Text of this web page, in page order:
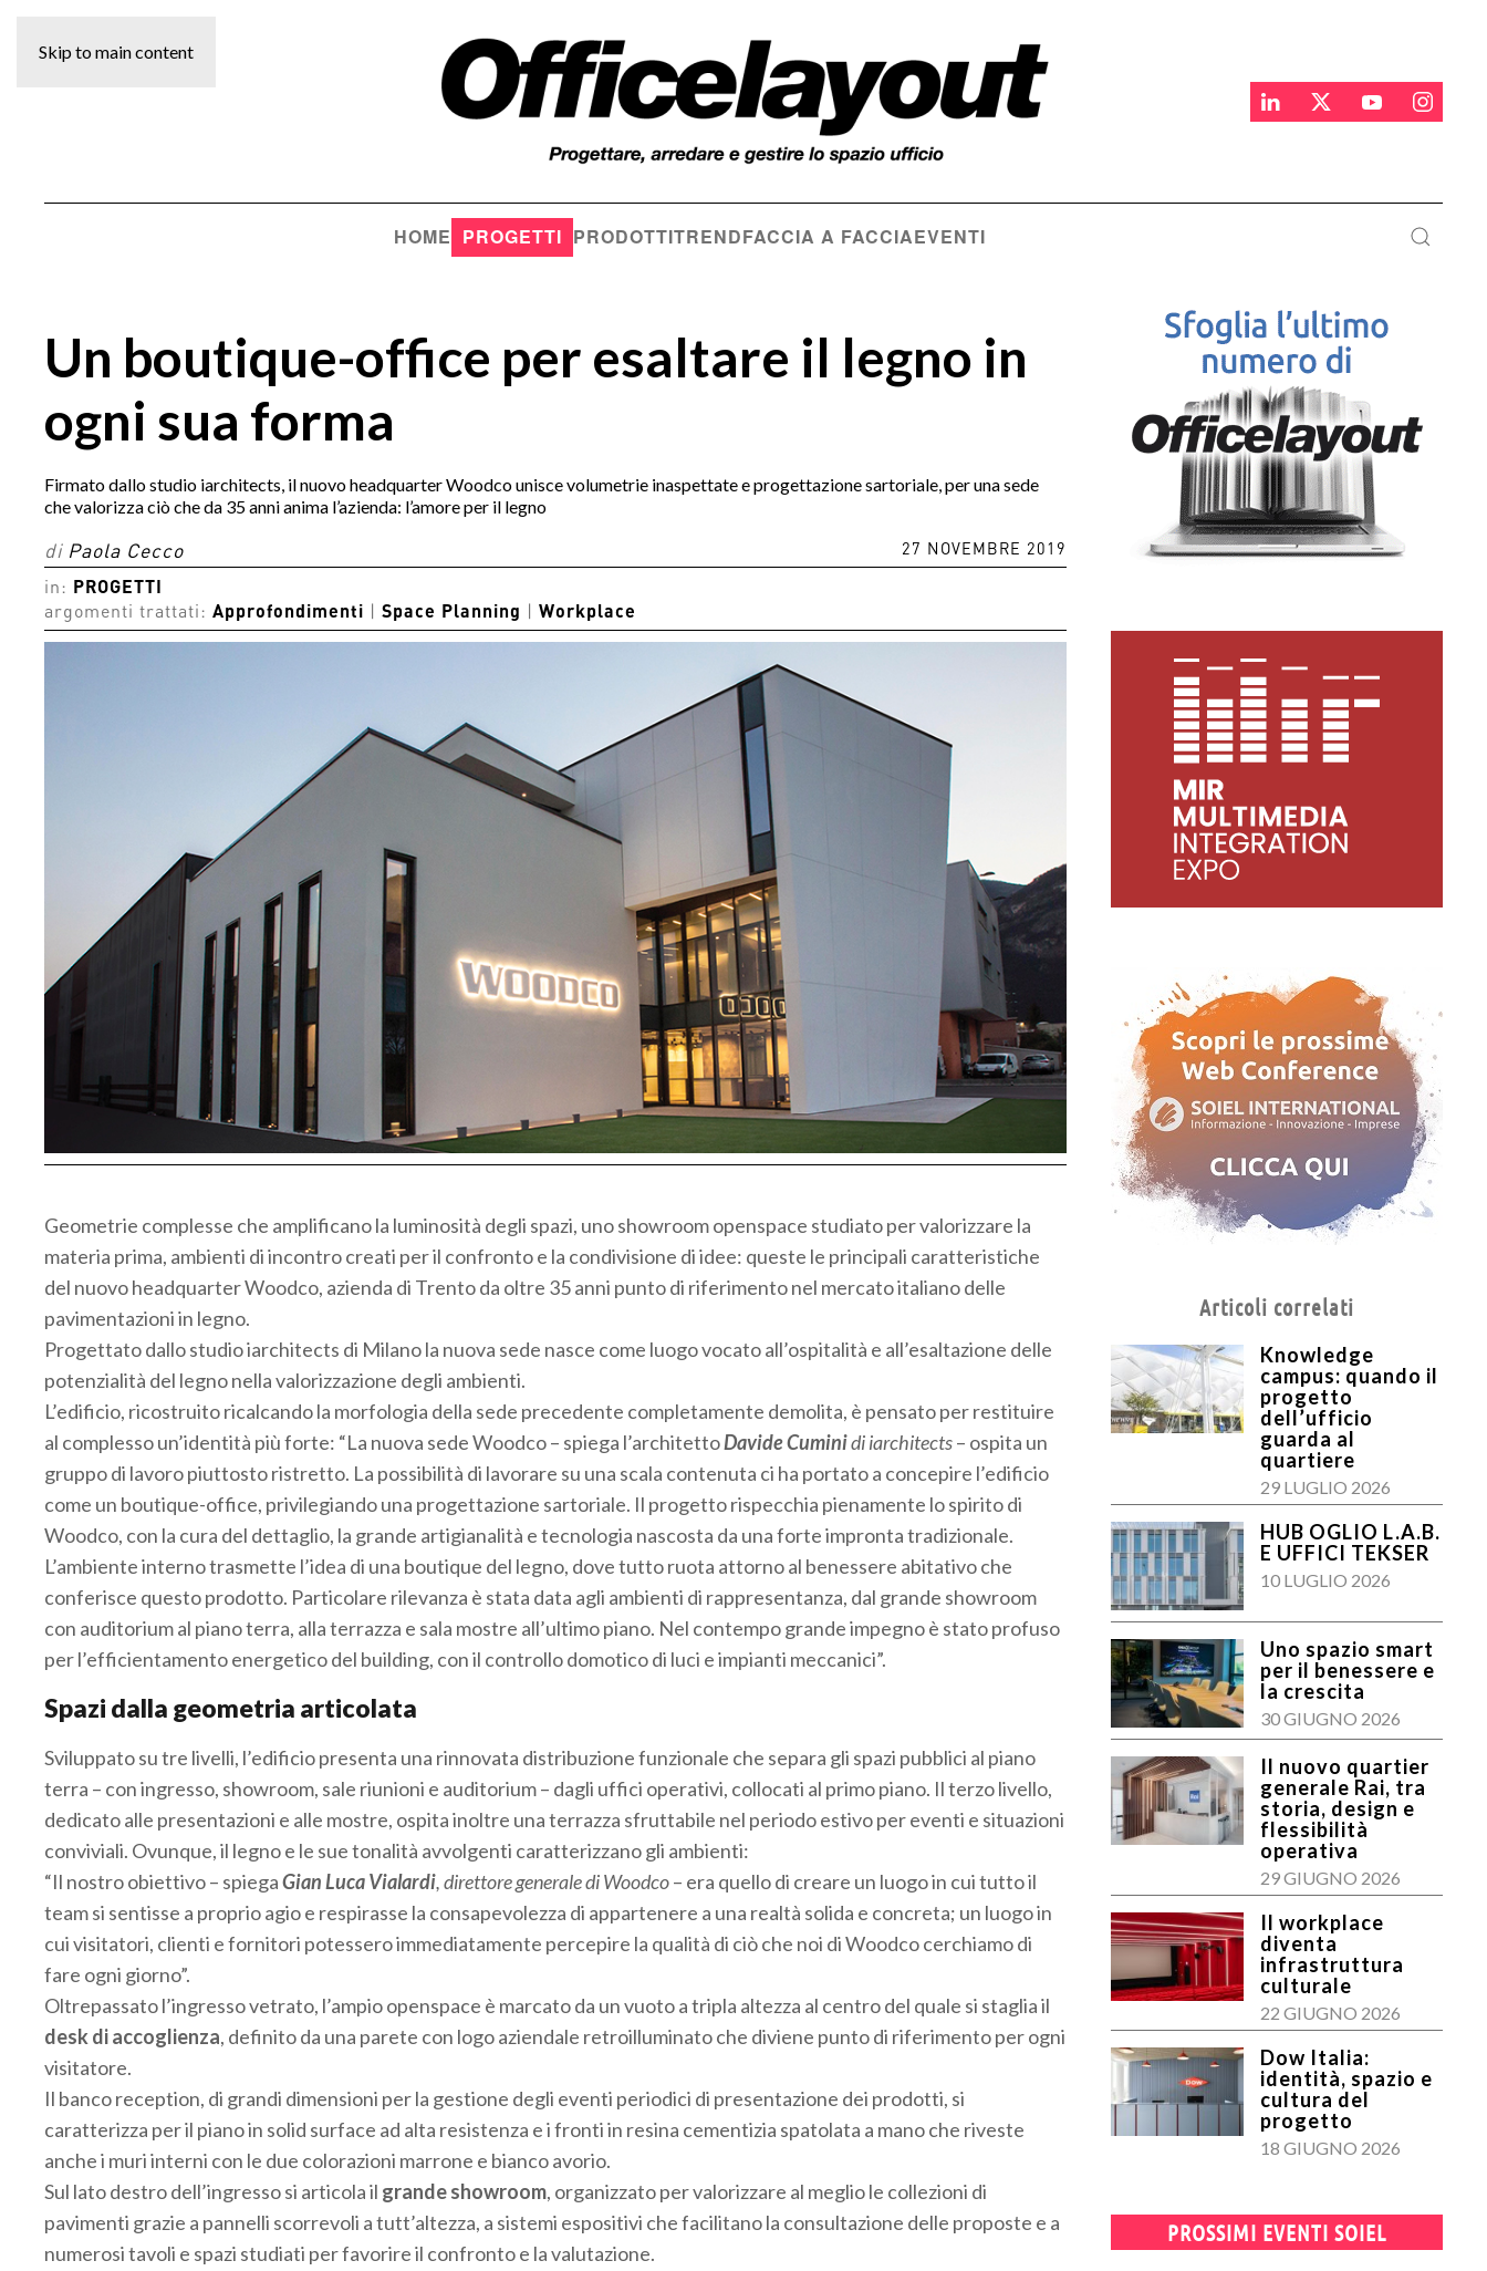
Skip to main content
HOME PROGETTI PRODOTTITRENDFACCIA A FACCIAEVENTI
Un boutique-office per esaltare il legno in
ogni sua forma
Firmato dallo studio iarchitects, il nuovo headquarter Woodco unisce volumetrie inaspettate e progettazione sartoriale, per una sede
che valorizza ciò che da 35 anni anima l’azienda: l’amore per il legno
di Paola Cecco 27 NOVEMBRE 2019
in:
PROGETTI
argomenti trattati: Approfondimenti Space Planning Workplace
Geometrie complesse che amplificano la luminosità degli spazi, uno showroom openspace studiato per valorizzare la
materia prima, ambienti di incontro creati per il confronto e la condivisione di idee: queste le principali caratteristiche
del nuovo headquarter Woodco, azienda di Trento da oltre 35 anni punto di riferimento nel mercato italiano delle
pavimentazioni in legno.
Progettato dallo studio iarchitects di Milano la nuova sede nasce come luogo vocato all’ospitalità e all’esaltazione delle
potenzialità del legno nella valorizzazione degli ambienti.
L’edificio, ricostruito ricalcando la morfologia della sede precedente completamente demolita, è pensato per restituire
al complesso un’identità più forte: “La nuova sede Woodco – spiega l’architettoDavide Cuminidi iarchitects– ospita un
gruppo di lavoro piuttosto ristretto. La possibilità di lavorare su una scala contenuta ci ha portato a concepire l’edificio
come un boutique-office, privilegiando una progettazione sartoriale. Il progetto rispecchia pienamente lo spirito di
Woodco, con la cura del dettaglio, la grande artigianalità e tecnologia nascosta da una forte impronta tradizionale.
L’ambiente interno trasmette l’idea di una boutique del legno, dove tutto ruota attorno al benessere abitativo che
conferisce questo prodotto. Particolare rilevanza è stata data agli ambienti di rappresentanza, dal grande showroom
con auditorium al piano terra, alla terrazza e sala mostre all’ultimo piano. Nel contempo grande impegno è stato profuso
per l’efficientamento energetico del building, con il controllo domotico di luci e impianti meccanici”.
Spazi dalla geometria articolata
Sviluppato su tre livelli, l’edificio presenta una rinnovata distribuzione funzionale che separa gli spazi pubblici al piano
terra – con ingresso, showroom, sale riunioni e auditorium – dagli uffici operativi, collocati al primo piano. Il terzo livello,
dedicato alle presentazioni e alle mostre, ospita inoltre una terrazza sfruttabile nel periodo estivo per eventi e situazioni
conviviali. Ovunque, il legno e le sue tonalità avvolgenti caratterizzano gli ambienti:
“Il nostro obiettivo – spiegaGian Luca Vialardi, direttore generale di Woodco– era quello di creare un luogo in cui tutto il
team si sentisse a proprio agio e respirasse la consapevolezza di appartenere a una realtà solida e concreta; un luogo in
cui visitatori, clienti e fornitori potessero immediatamente percepire la qualità di ciò che noi di Woodco cerchiamo di
fare ogni giorno”.
Oltrepassato l’ingresso vetrato, l’ampio openspace è marcato da un vuoto a tripla altezza al centro del quale si staglia il
desk di accoglienza, definito da una parete con logo aziendale retroilluminato che diviene punto di riferimento per ogni
visitatore.
Il banco reception, di grandi dimensioni per la gestione degli eventi periodici di presentazione dei prodotti, si
caratterizza per il piano in solid surface ad alta resistenza e i fronti in resina cementizia spatolata a mano che riveste
anche i muri interni con le due colorazioni marrone e bianco avorio.
Sul lato destro dell’ingresso si articola il grande showroom, organizzato per valorizzare al meglio le collezioni di
pavimenti grazie a pannelli scorrevoli a tutt’altezza, a sistemi espositivi che facilitano la consultazione delle proposte e a
numerosi tavoli e spazi studiati per favorire il confronto e la valutazione.
Articoli correlati
Knowledge
campus: quando il
progetto
dell’ufficio
guarda al
quartiere
29 LUGLIO 2026
HUB OGLIO L.A.B.
E UFFICI TEKSER
10 LUGLIO 2026
Uno spazio smart
per il benessere e
la crescita
30 GIUGNO 2026
Il nuovo quartier
generale Rai, tra
storia, design e
flessibilità
operativa
29 GIUGNO 2026
Il workplace
diventa
infrastruttura
culturale
22 GIUGNO 2026
Dow Italia:
identità, spazio e
cultura del
progetto
18 GIUGNO 2026
PROSSIMI EVENTI SOIEL